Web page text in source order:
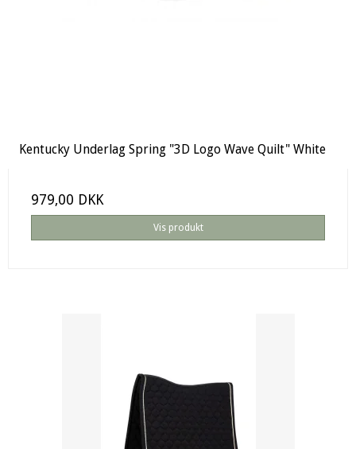
Kentucky Underlag Spring "3D Logo Wave Quilt" White
979,00 DKK
Vis produkt